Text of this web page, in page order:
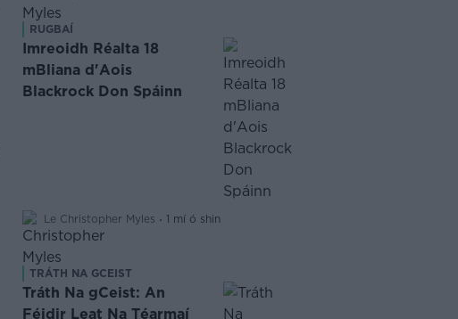
RUGBAÍ
Imreoidh Réalta 18
mBliana d'Aois
Blackrock Don Spáinn
Le Christopher Myles · 1 mí ó shin
TRÁTH NA GCEIST
Tráth Na gCeist: An
Féidir Leat Na Téarmaí